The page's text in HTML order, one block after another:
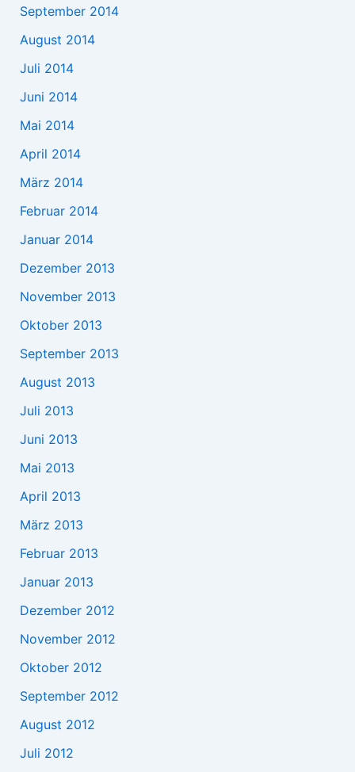
September 2014
August 2014
Juli 2014
Juni 2014
Mai 2014
April 2014
März 2014
Februar 2014
Januar 2014
Dezember 2013
November 2013
Oktober 2013
September 2013
August 2013
Juli 2013
Juni 2013
Mai 2013
April 2013
März 2013
Februar 2013
Januar 2013
Dezember 2012
November 2012
Oktober 2012
September 2012
August 2012
Juli 2012